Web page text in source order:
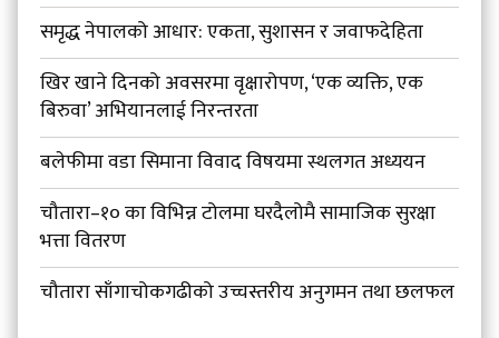
समृद्ध नेपालको आधार: एकता, सुशासन र जवाफदेहिता
खिर खाने दिनको अवसरमा वृक्षारोपण, ‘एक व्यक्ति, एक
बिरुवा’ अभियानलाई निरन्तरता
बलेफीमा वडा सिमाना विवाद विषयमा स्थलगत अध्ययन
चौतारा–१० का विभिन्न टोलमा घरदैलोमै सामाजिक सुरक्षा
भत्ता वितरण
चौतारा साँगाचोकगढीको उच्चस्तरीय अनुगमन तथा छलफल